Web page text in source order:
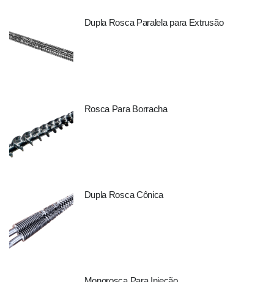
Dupla Rosca Paralela para Extrusão
Rosca Para Borracha
Dupla Rosca Cônica